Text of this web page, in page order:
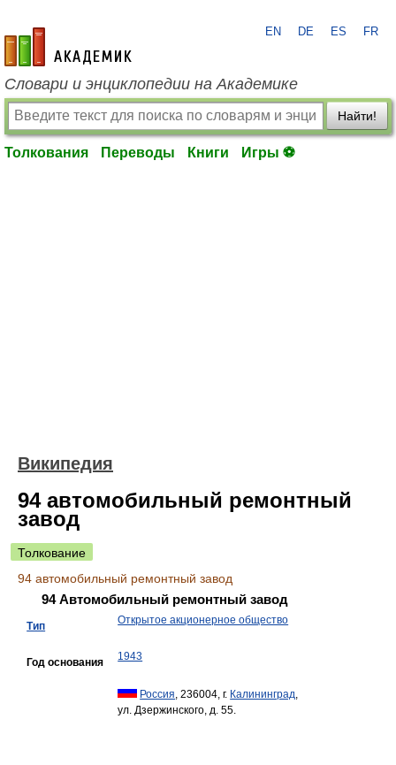
academic.ru
EN DE ES FR
Словари и энциклопедии на Академике
Найти!
Толкования Переводы Книги Игры ⚽
Википедия
94 автомобильный ремонтный
завод
Толкование
94 автомобильный ремонтный завод
94 Автомобильный ремонтный завод
Тип Открытое акционерное общество
Год основания 1943
Россия, 236004, г. Калининград,
ул. Дзержинского, д. 55.